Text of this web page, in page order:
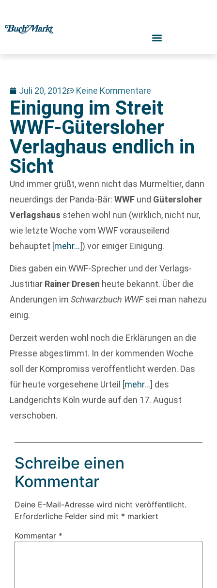
Juli 20, 2012 Keine Kommentare
Einigung im Streit
WWF-Gütersloher
Verlaghaus endlich in
Sicht
Und immer grüßt, wenn nicht das Murmeltier, dann
neuerdings der Panda-Bär: WWF und Gütersloher
Verlagshaus stehen wohl nun (wirklich, nicht nur,
wie letzte Woche vom WWF vorauseilend
behauptet [mehr…]) vor einiger Einigung.
Dies gaben ein WWF-Sprecher und der Verlags-
Justitiar Rainer Dresen heute bekannt. Über die
Änderungen im Schwarzbuch WWFsei man nahezu
einig.
Derzeit werden wohl noch die Erklärungen an die
Presse abgestimmt. In der kommenden Woche
soll der Kompromiss veröffentlicht werden. Das
für heute vorgesehene Urteil [mehr…] des
Landgerichts Köln wurde auf den 17. August
verschoben.
Schreibe einen
Kommentar
Deine E-Mail-Adresse wird nicht veröffentlicht.
Erforderliche Felder sind mit * markiert
Kommentar *